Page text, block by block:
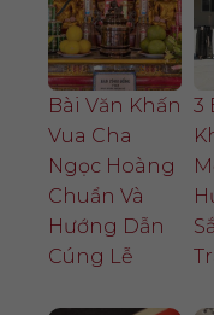
Bài Văn Khấn
Vua Cha
Ngọc Hoàng
Chuẩn Và
Hướng Dẫn
Cúng Lễ
3